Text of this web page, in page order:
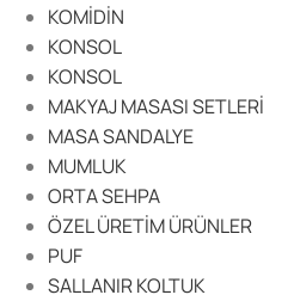
KOMİDİN
KONSOL
KONSOL
MAKYAJ MASASI SETLERİ
MASA SANDALYE
MUMLUK
ORTA SEHPA
ÖZEL ÜRETİM ÜRÜNLER
PUF
SALLANIR KOLTUK